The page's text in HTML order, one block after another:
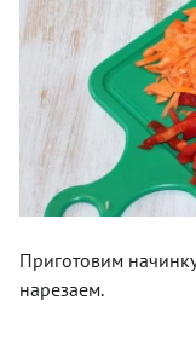
Приготовим
нарезаем.